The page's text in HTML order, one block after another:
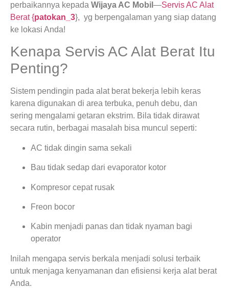
perbaikannya kepada Wijaya AC Mobil —Servis AC Alat
Berat {patokan_3}, yg berpengalaman yang siap datang
ke lokasi Anda!
Kenapa Servis AC Alat Berat Itu
Penting?
Sistem pendingin pada alat berat bekerja lebih keras
karena digunakan di area terbuka, penuh debu, dan
sering mengalami getaran ekstrim. Bila tidak dirawat
secara rutin, berbagai masalah bisa muncul seperti:
AC tidak dingin sama sekali
Bau tidak sedap dari evaporator kotor
Kompresor cepat rusak
Freon bocor
Kabin menjadi panas dan tidak nyaman bagi
operator
Inilah mengapa servis berkala menjadi solusi terbaik
untuk menjaga kenyamanan dan efisiensi kerja alat berat
Anda.